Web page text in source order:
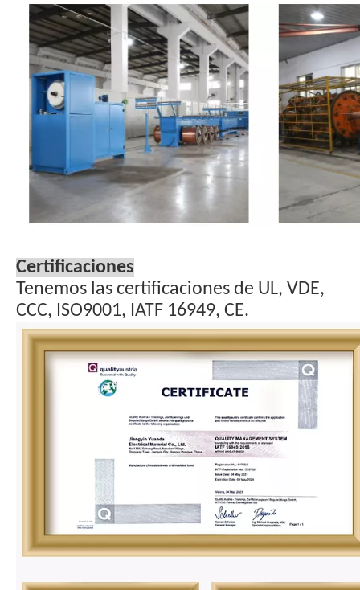
Certificaciones
Tenemos las certificaciones de UL, VDE,
CCC, ISO9001, IATF 16949, CE.